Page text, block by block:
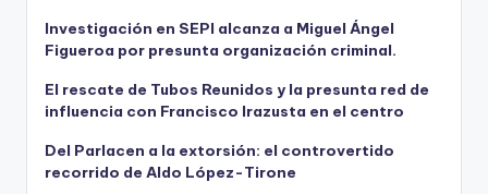
Investigación en SEPI alcanza a Miguel Ángel
Figueroa por presunta organización criminal.
El rescate de Tubos Reunidos y la presunta red de
influencia con Francisco Irazusta en el centro
Del Parlacen a la extorsión: el controvertido
recorrido de Aldo López-Tirone